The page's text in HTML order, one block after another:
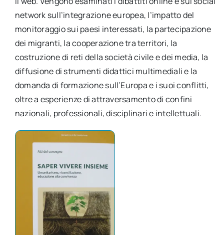
network sull’integrazione europea, l’impatto del
monitoraggio sui paesi interessati, la partecipazione
dei migranti, la cooperazione tra territori, la
costruzione di reti della società civile e dei media, la
diffusione di strumenti didattici multimediali e la
domanda di formazione sull’Europa e i suoi conflitti,
oltre a esperienze di attraversamento di confini
nazionali, professionali, disciplinari e intellettuali.